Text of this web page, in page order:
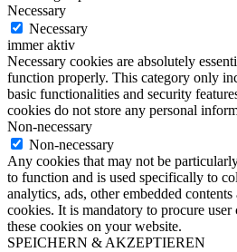
Necessary
Necessary
immer aktiv
Necessary cookies are absolutely
function properly. This category only
basic functionalities and security
cookies do not store any personal
Non-necessary
Non-necessary
Any cookies that may not be
to function and is used specifically to
analytics, ads, other embedded
cookies. It is mandatory to procure
these cookies on your website.
SPEICHERN & AKZEPTIEREN